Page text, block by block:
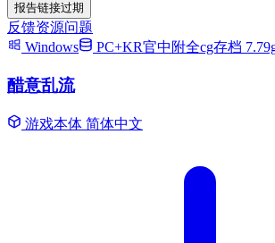
报告链接过期
反馈资源问题
Windows
PC+KR官中附全cg存档
醋意乱流
游戏本体 简体中文